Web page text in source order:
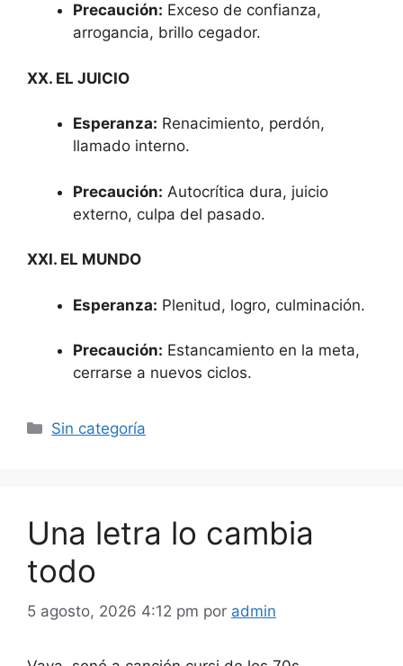
Precaución: Exceso de confianza,
arrogancia, brillo cegador.
XX. EL JUICIO
Esperanza: Renacimiento, perdón,
llamado interno.
Precaución: Autocrítica dura, juicio
externo, culpa del pasado.
XXI. EL MUNDO
Esperanza: Plenitud, logro, culminación.
Precaución: Estancamiento en la meta,
cerrarse a nuevos ciclos.
Categorías
Sin categoría
Una letra lo cambia
todo
5 agosto, 2026 4:12 pm por admin